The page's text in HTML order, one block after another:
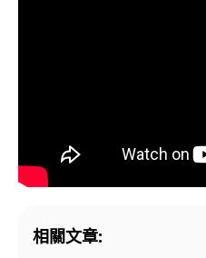
相關文章: